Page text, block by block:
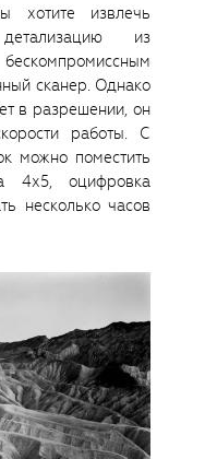
хотите извлечь
из
сканер. Однако
в разрешении, он
работы. С
можно поместить
4х5, оцифровка
несколько часов